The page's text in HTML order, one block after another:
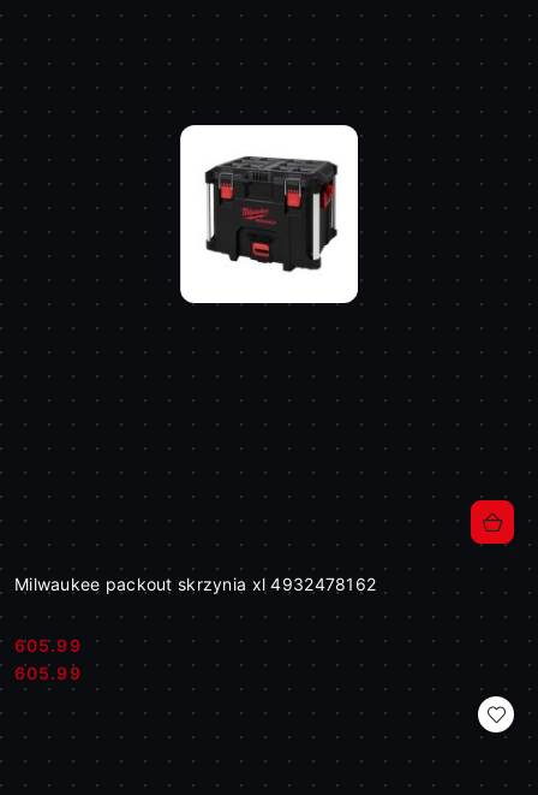
Milwaukee packout skrzynia xl 4932478162
Cena:
605.99
Cena:
605.99